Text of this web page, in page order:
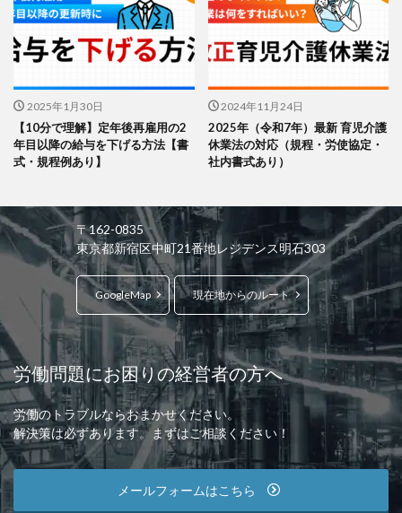
2025年1月30日
【10分で理解】定年後再雇用の2
年目以降の給与を下げる方法【書
式・規程例あり】
2024年11月24日
2025年（令和7年）最新 育児介護
休業法の対応（規程・労使協定・
社内書式あり）
〒162-0835
東京都新宿区中町21番地レジデンス明石303
GoogleMap 現在地からのルート
労働問題にお困りの経営者の方へ
労働のトラブルならおまかせください。
解決策は必ずあります。まずはご相談ください！
メールフォームはこちら